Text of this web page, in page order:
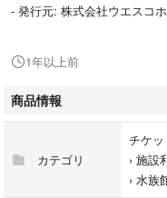
- 発行元: 株式会社ウエスコ
1年以上前
商品情報
カテゴリ
チケッ
› 施設
› 水族